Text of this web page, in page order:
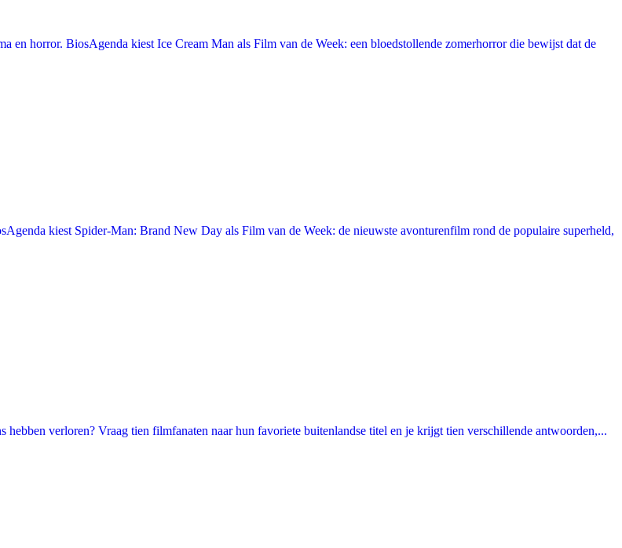
en horror. BiosAgenda kiest Ice Cream Man als Film van de Week: een bloedstollende zomerhorror die bewijst dat de
kiest Spider-Man: Brand New Day als Film van de Week: de nieuwste avonturenfilm rond de populaire superheld,
verloren? Vraag tien filmfanaten naar hun favoriete buitenlandse titel en je krijgt tien verschillende antwoorden,...